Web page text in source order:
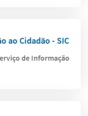
ao Cidadão - SIC
de Informação